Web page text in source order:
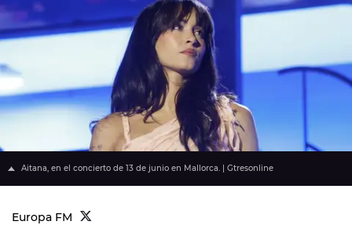
Aitana, en el concierto de 13 de junio en Mallorca. | Gtresonline
Europa FM